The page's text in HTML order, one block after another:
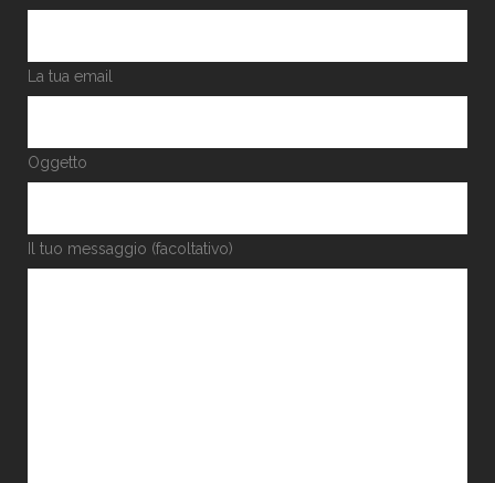
La tua email
Oggetto
Il tuo messaggio (facoltativo)